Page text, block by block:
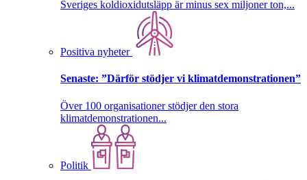
Sveriges koldioxidutsläpp är minus sex miljoner ton,...
Positiva nyheter
Senaste: ”Därför stödjer vi klimatdemonstrationen”
Över 100 organisationer stödjer den stora
klimatdemonstrationen...
Politik